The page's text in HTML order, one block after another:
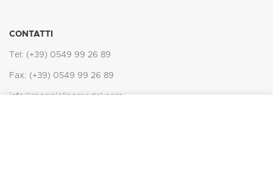
CONTATTI
Tel: (+39) 0549 99 26 89
Fax: (+39) 0549 99 26 89
info@maggiolinomodel.com